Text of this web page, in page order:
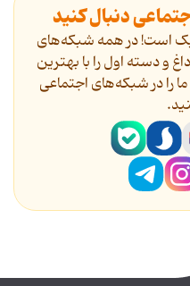
دنبال کنید
است! در همه شبکه‌های
و دسته اول را با بهترین
را در شبکه‌های اجتماعی